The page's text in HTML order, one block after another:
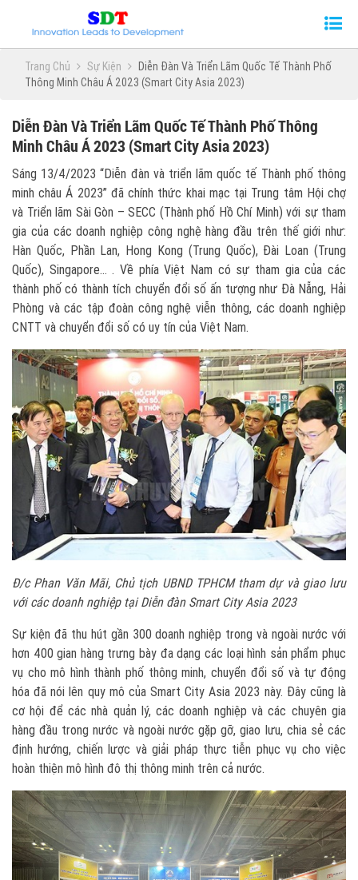
Trang Chủ Sự Kiện
Diễn Đàn Và Triển Lãm Quốc Tế Thành Phố
Thông Minh Châu Á 2023 (Smart City Asia 2023)
Diễn Đàn Và Triển Lãm Quốc Tế Thành Phố Thông
Minh Châu Á 2023 (Smart City Asia 2023)
Sáng 13/4/2023 “Diễn đàn và triển lãm quốc tế Thành phố thông
minh châu Á 2023” đã chính thức khai mạc tại Trung tâm Hội chợ
và Triển lãm Sài Gòn – SECC (Thành phố Hồ Chí Minh) với sự tham
gia của các doanh nghiệp công nghệ hàng đầu trên thế giới như:
Hàn Quốc, Phần Lan, Hong Kong (Trung Quốc), Đài Loan (Trung
Quốc), Singapore… . Về phía Việt Nam có sự tham gia của các
thành phố có thành tích chuyển đổi số ấn tượng như Đà Nẵng, Hải
Phòng và các tập đoàn công nghệ viễn thông, các doanh nghiệp
CNTT và chuyển đổi số có uy tín của Việt Nam.
Đ/c Phan Văn Mãi, Chủ tịch UBND TPHCM tham dự và giao lưu
với các doanh nghiệp tại Diễn đàn Smart City Asia 2023
Sự kiện đã thu hút gần 300 doanh nghiệp trong và ngoài nước với
hơn 400 gian hàng trưng bày đa dạng các loại hình sản phẩm phục
vụ cho mô hình thành phố thông minh, chuyển đổi số và tự động
hóa đã nói lên quy mô của Smart City Asia 2023 này. Đây cũng là
cơ hội để các nhà quản lý, các doanh nghiệp và các chuyên gia
hàng đầu trong nước và ngoài nước gặp gỡ, giao lưu, chia sẻ các
định hướng, chiến lược và giải pháp thực tiễn phục vụ cho việc
hoàn thiện mô hình đô thị thông minh trên cả nước.